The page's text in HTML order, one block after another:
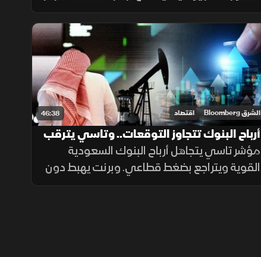
وانعكاس تراجع النفط على سهم أرامكو. كما
تركزت الأنظار على نتائج سابك للمغذيات الزراعية،
وعمليات جني الأرباح في مصر.
46:38 الشرق Bloomberg اقتصاد
أرباح البنوك تتجاوز التوقعات.. وتاسي يترقب
مسار النفط
مؤشر تاسي يتجاهل أرباح البنوك السعودية
القوية ويتراجع بضغط قطاعي. وبرنت يهبط دون
89 دولاراً وسط تجاذبات الحرب والوساطة، مع